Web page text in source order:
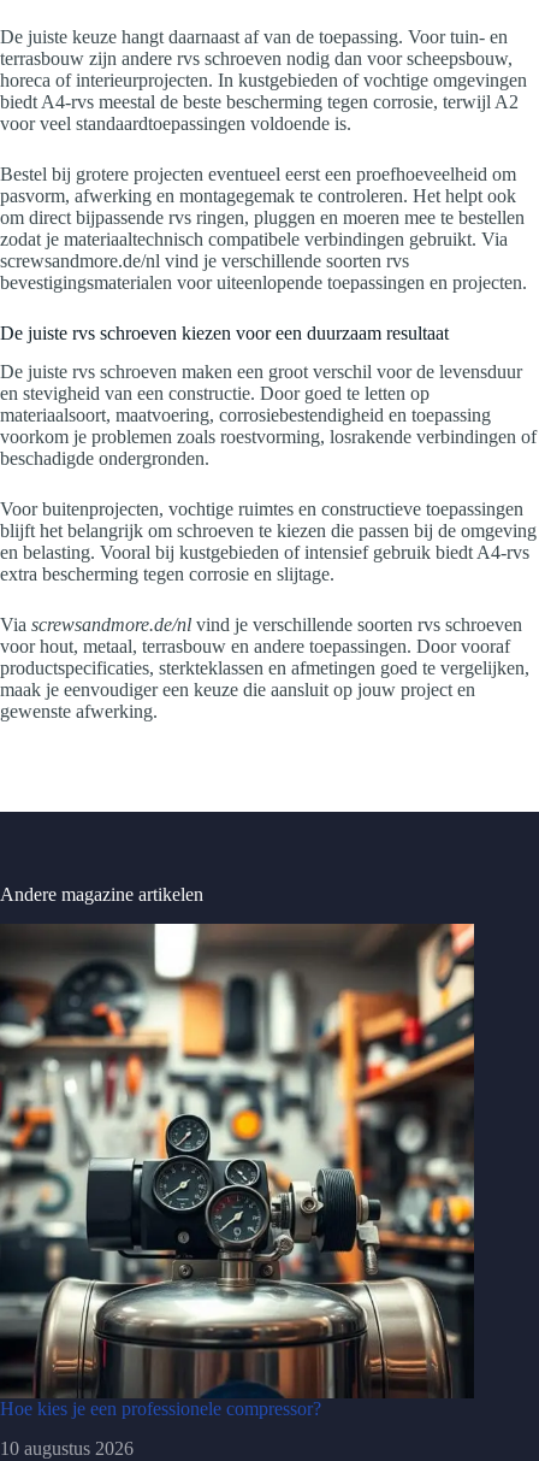
De juiste keuze hangt daarnaast af van de toepassing. Voor tuin- en
terrasbouw zijn andere rvs schroeven nodig dan voor scheepsbouw,
horeca of interieurprojecten. In kustgebieden of vochtige omgevingen
biedt A4-rvs meestal de beste bescherming tegen corrosie, terwijl A2
voor veel standaardtoepassingen voldoende is.
Bestel bij grotere projecten eventueel eerst een proefhoeveelheid om
pasvorm, afwerking en montagegemak te controleren. Het helpt ook
om direct bijpassende rvs ringen, pluggen en moeren mee te bestellen
zodat je materiaaltechnisch compatibele verbindingen gebruikt. Via
screwsandmore.de/nl vind je verschillende soorten rvs
bevestigingsmaterialen voor uiteenlopende toepassingen en projecten.
De juiste rvs schroeven kiezen voor een duurzaam resultaat
De juiste rvs schroeven maken een groot verschil voor de levensduur
en stevigheid van een constructie. Door goed te letten op
materiaalsoort, maatvoering, corrosiebestendigheid en toepassing
voorkom je problemen zoals roestvorming, losrakende verbindingen of
beschadigde ondergronden.
Voor buitenprojecten, vochtige ruimtes en constructieve toepassingen
blijft het belangrijk om schroeven te kiezen die passen bij de omgeving
en belasting. Vooral bij kustgebieden of intensief gebruik biedt A4-rvs
extra bescherming tegen corrosie en slijtage.
Via screwsandmore.de/nl vind je verschillende soorten rvs schroeven
voor hout, metaal, terrasbouw en andere toepassingen. Door vooraf
productspecificaties, sterkteklassen en afmetingen goed te vergelijken,
maak je eenvoudiger een keuze die aansluit op jouw project en
gewenste afwerking.
Andere magazine artikelen
Hoe kies je een professionele compressor?
10 augustus 2026